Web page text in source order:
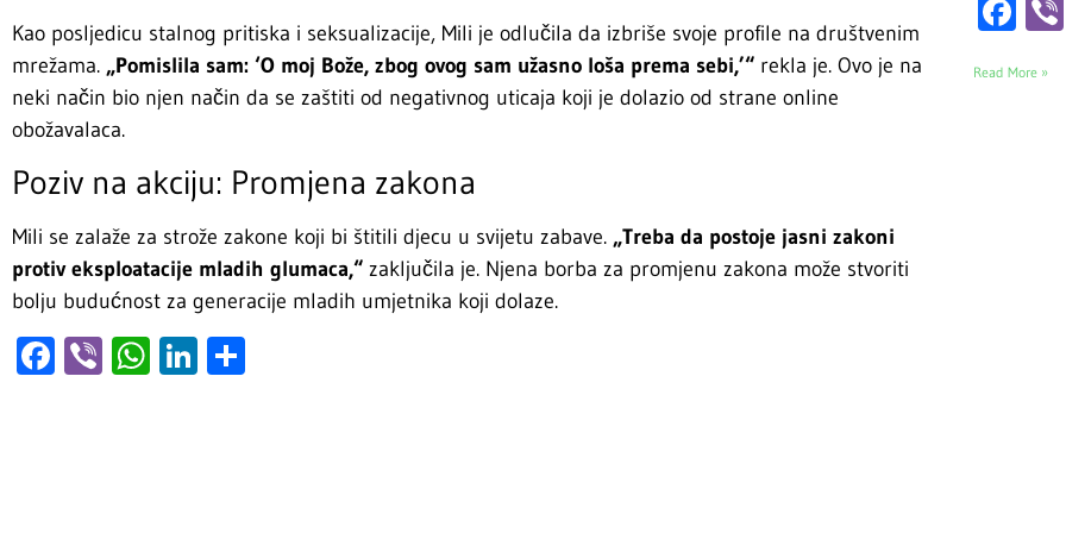
Kao posljedicu stalnog pritiska i seksualizacije, Mili je odlučila da izbriše svoje profile na društvenim
mrežama. „Pomislila sam: ‘O moj Bože, zbog ovog sam užasno loša prema sebi,’“ rekla je. Ovo je na
neki način bio njen način da se zaštiti od negativnog uticaja koji je dolazio od strane online
obožavalaca.
Poziv na akciju: Promjena zakona
Mili se zalaže za strože zakone koji bi štitili djecu u svijetu zabave. „Treba da postoje jasni zakoni
protiv eksploatacije mladih glumaca,“ zaključila je. Njena borba za promjenu zakona može stvoriti
bolju budućnost za generacije mladih umjetnika koji dolaze.
Facebook
ViberWhatsApp
LinkedIn
Read More »